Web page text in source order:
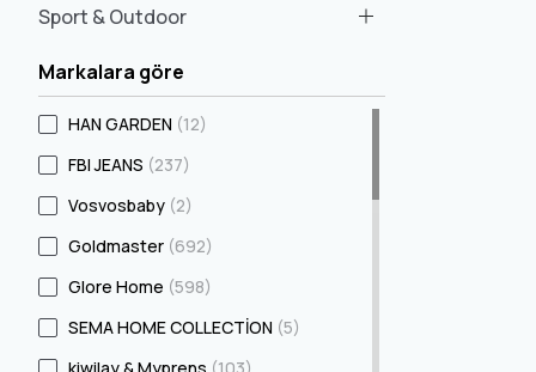
Sport & Outdoor
Markalara göre
HAN GARDEN (12)
FBI JEANS (237)
Vosvosbaby (2)
Goldmaster (692)
Glore Home (598)
SEMA HOME COLLECTİON (5)